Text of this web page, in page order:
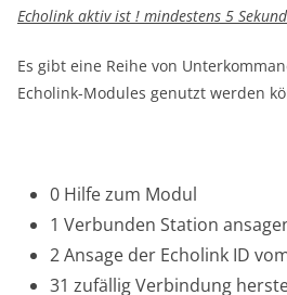
Echolink aktiv ist ! mindestens 5
Es gibt eine Reihe von
Echolink-Modules genutzt werden
0 Hilfe zum Modul
1 Verbunden Station
2 Ansage der Echolink ID
31 zufällig Verbindung